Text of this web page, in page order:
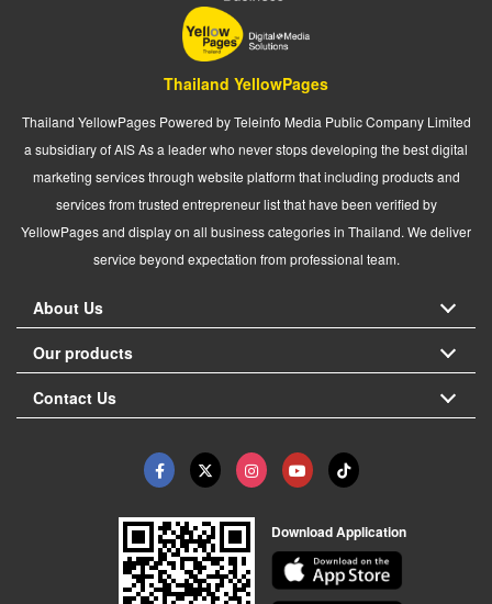
Thailand YellowPages
Thailand YellowPages Powered by Teleinfo Media Public Company Limited
a subsidiary of AIS As a leader who never stops developing the best digital
marketing services through website platform that including products and
services from trusted entrepreneur list that have been verified by
YellowPages and display on all business categories in Thailand. We deliver
service beyond expectation from professional team.
About Us
Our products
Contact Us
Download Application